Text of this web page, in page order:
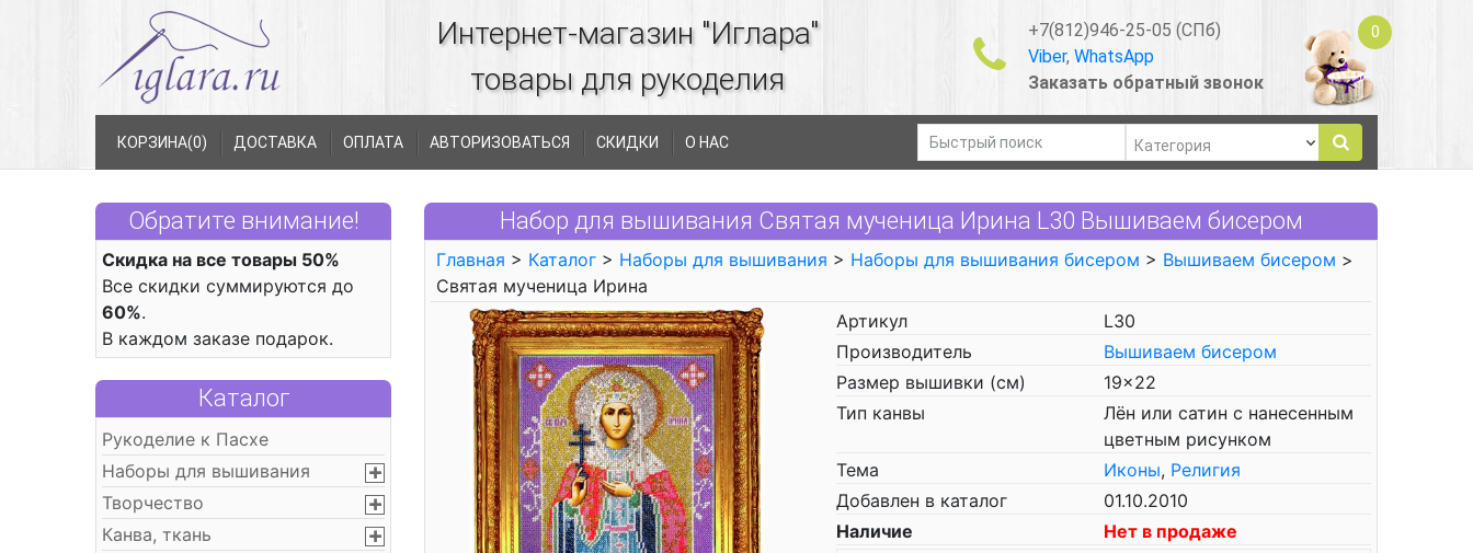
Интернет-магазин "Иглара"
товары для рукоделия
+7(812)946-25-05 (СПб)
Viber, WhatsApp
Заказать обратный звонок
0
КОРЗИНА(0) ДОСТАВКА ОПЛАТА АВТОРИЗОВАТЬСЯ СКИДКИ О НАС
Обратите внимание!
Скидка на все товары 50%
Все скидки суммируются до
60%.
В каждом заказе подарок.
Каталог
Рукоделие к Пасхе
Наборы для вышивания
Творчество
Канва, ткань
Набор для вышивания Святая мученица Ирина L30 Вышиваем бисером
Главная > Каталог > Наборы для вышивания > Наборы для вышивания бисером > Вышиваем бисером >
Святая мученица Ирина
Артикул
L30
Производитель
Вышиваем бисером
Размер вышивки (см)
19x22
Тип канвы
Лён или сатин с нанесенным
цветным рисунком
Тема
Иконы, Религия
Добавлен в каталог
01.10.2010
Наличие
Нет в продаже